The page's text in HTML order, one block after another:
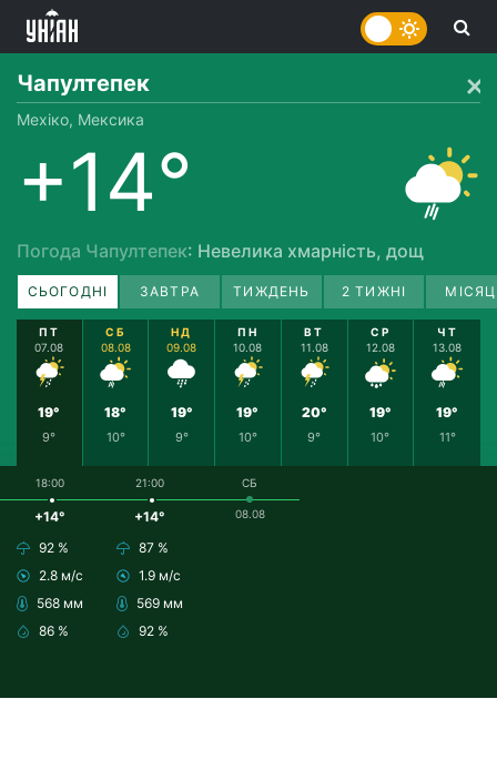
Чапултепек
Мехіко, Мексика
+14°
Погода Чапултепек: Невелика хмарність, дощ
СЬОГОДНІ ЗАВТРА ТИЖДЕНЬ 2 ТИЖНІ
ПТ
07.08
19°
9°
СБ
08.08
18°
10°
НД
09.08
19°
9°
ПН
10.08
19°
10°
ВТ
11.08
20°
9°
СР
12.08
19°
10°
ЧТ
13.08
19°
11°
18:00
+14°
92 %
2.8 м/с
568 мм
86 %
21:00
+14°
87 %
1.9 м/с
569 мм
92 %
СБ
08.08